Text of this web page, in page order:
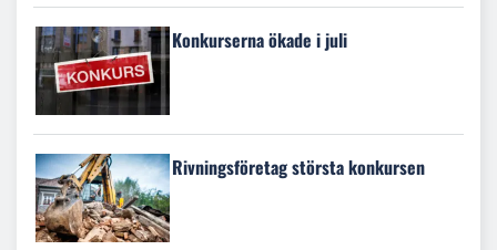
Konkurserna ökade i juli
Rivningsföretag största konkursen